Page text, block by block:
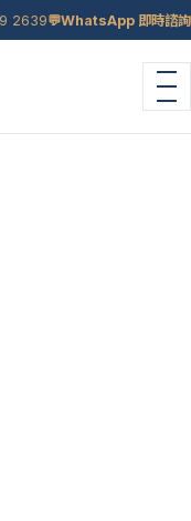
2639💬WhatsApp 即時諮詢